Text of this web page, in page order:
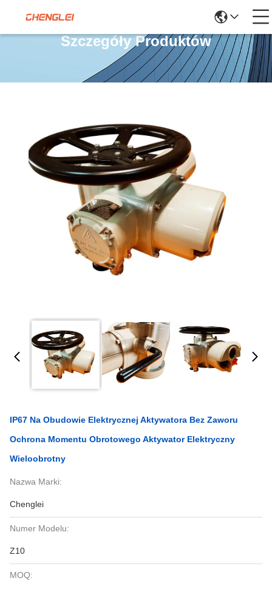
Szczegóły Produktów
IP67 Na Obudowie Elektrycznej Aktywatora Bez Zaworu
Ochrona Momentu Obrotowego Aktywator Elektryczny
Wieloobrotny
Nazwa Marki:
Chenglei
Numer Modelu:
Z10
MOQ: